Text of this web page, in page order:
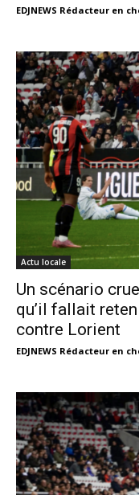
EDJNEWS Rédacteur en
Actu locale
Un scénario
qu’il fallait
contre Lorient
EDJNEWS Rédacteur en